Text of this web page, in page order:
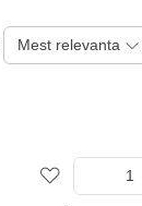
Mest relevanta